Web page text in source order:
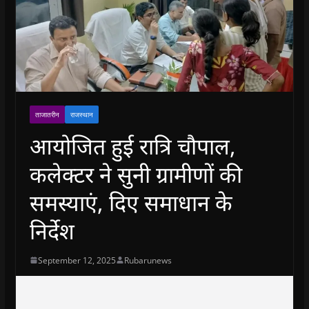
ताजातरीन राजस्थान
आयोजित हुई रात्रि चौपाल,
कलेक्टर ने सुनी ग्रामीणों की
समस्याएं, दिए समाधान के
निर्देश
September 12, 2025 Rubarunews